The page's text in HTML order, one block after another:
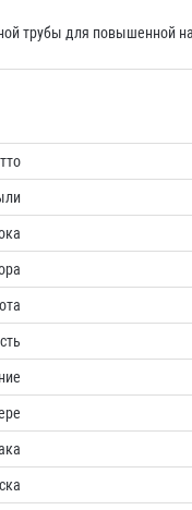
трубы для